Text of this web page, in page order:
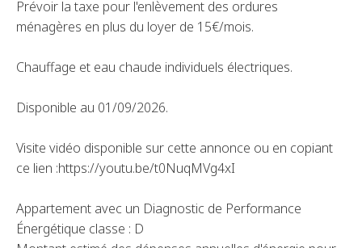
Prévoir la taxe pour l'enlèvement des ordures
ménagères en plus du loyer de 15€/mois.
Chauffage et eau chaude individuels électriques.
Disponible au 01/09/2026.
Visite vidéo disponible sur cette annonce ou en copiant
ce lien :https://youtu.be/t0NuqMVg4xI
Appartement avec un Diagnostic de Performance
Énergétique classe : D